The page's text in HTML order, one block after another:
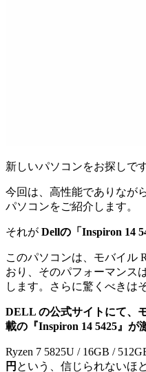
新しいパソコンをお探しで
今回は、高性能でありなが
パソコンをご紹介します。
それが Dellの「Inspiron 14
このパソコンは、モバイル
おり、そのパフォーマンス
します。さらに驚くべきは
DELL の公式サイトにて、
載の『Inspiron 14 5425』が
Ryzen 7 5825U / 16GB /
円 という、信じられないほ